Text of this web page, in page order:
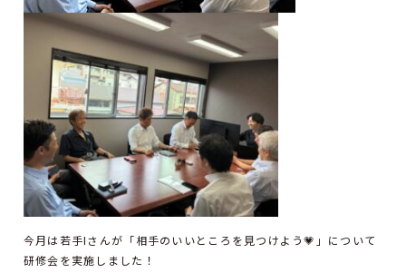
今月は若手Iさんが「相手のいいところを見つけよう💗」について
研修会を実施しました！